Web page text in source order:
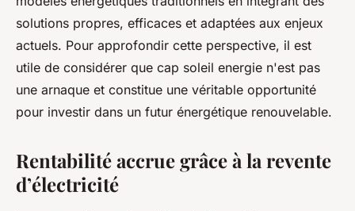
solutions propres, efficaces et adaptées aux enjeux
actuels. Pour approfondir cette perspective, il est
utile de considérer que cap soleil energie n'est pas
une arnaque et constitue une véritable opportunité
pour investir dans un futur énergétique renouvelable.
Rentabilité accrue grâce à la revente
d’électricité